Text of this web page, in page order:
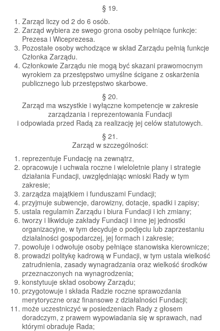
§ 19.
Zarząd liczy od 2 do 6 osób.
Zarząd wybiera ze swego grona osoby pełniące funkcje:
Prezesa i Wiceprezesa.
Pozostałe osoby wchodzące w skład Zarządu pełnią funkcje
Członka Zarządu.
Członkowie Zarządu nie mogą być skazani prawomocnym
wyrokiem za przestępstwo umyślne ścigane z oskarżenia
publicznego lub przestępstwo skarbowe.
§ 20.
Zarząd ma wszystkie i wyłączne kompetencje w zakresie
zarządzania i reprezentowania Fundacji
i odpowiada przed Radą za realizację jej celów statutowych.
§ 21.
Zarząd w szczególności:
reprezentuje Fundację na zewnątrz,
opracowuje i uchwala roczne i wieloletnie plany i strategie
działania Fundacji, uwzględniając wnioski Rady w tym
zakresie;
zarządza majątkiem i funduszami Fundacji;
przyjmuje subwencje, darowizny, dotacje, spadki i zapisy;
ustala regulamin Zarządu i biura Fundacji i ich zmiany;
tworzy i likwiduje zakłady Fundacji i inne jej jednostki
organizacyjne, w tym decyduje o podjęciu lub zaprzestaniu
działalności gospodarczej, jej formach i zakresie;
powołuje i odwołuje osoby pełniące stanowiska kierownicze;
prowadzi politykę kadrową w Fundacji, w tym ustala wielkość
zatrudnienia, zasady wynagradzania oraz wielkość środków
przeznaczonych na wynagrodzenia;
konstytuuje skład osobowy Zarządu;
przygotowuje i składa Radzie roczne sprawozdania
merytoryczne oraz finansowe z działalności Fundacji;
może uczestniczyć w posiedzeniach Rady z głosem
doradczym, z prawem wypowiadania się w sprawach, nad
którymi obraduje Rada;